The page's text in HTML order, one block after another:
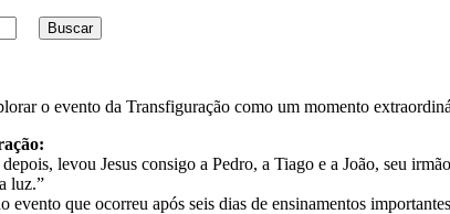
Buscar
o evento da Transfiguração como um momento
levou Jesus consigo a Pedro, a Tiago e a João, seu
luz.”
que ocorreu após seis dias de ensinamentos